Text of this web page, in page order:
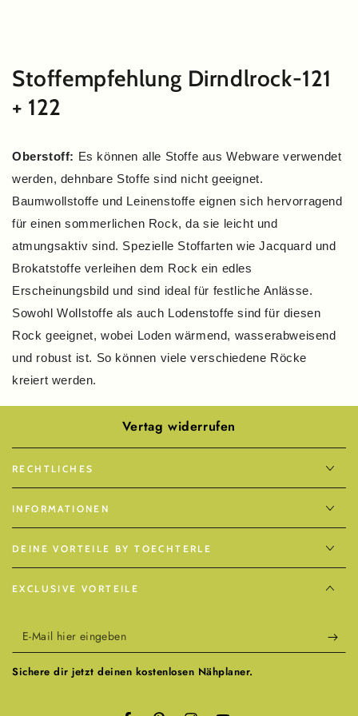
Stoffempfehlung Dirndlrock-121
+ 122
Oberstoff: Es können alle Stoffe aus Webware verwendet
werden, dehnbare Stoffe sind nicht geeignet.
Baumwollstoffe und Leinenstoffe eignen sich hervorragend
für einen sommerlichen Rock, da sie leicht und
atmungsaktiv sind. Spezielle Stoffarten wie Jacquard und
Brokatstoffe verleihen dem Rock ein edles
Erscheinungsbild und sind ideal für festliche Anlässe.
Sowohl Wollstoffe als auch Lodenstoffe sind für diesen
Rock geeignet, wobei Loden wärmend, wasserabweisend
und robust ist. So können viele verschiedene Röcke
kreiert werden.
Vertag widerrufen
RECHTLICHES
INFORMATIONEN
DEINE VORTEILE BY TOECHTERLE
EXCLUSIVE VORTEILE
E-
Mail
hier
Sichere dir jetzt deinen kostenlosen Nähplaner.